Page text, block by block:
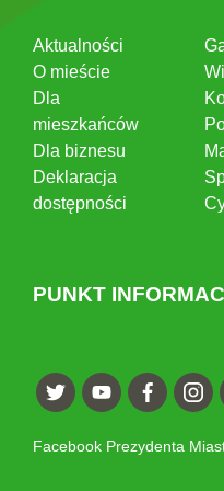
Aktualności
O mieście
Dla
mieszkańców
Dla biznesu
Deklaracja
dostępności
PUNKT
Facebook Prezydenta